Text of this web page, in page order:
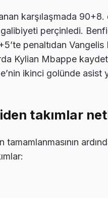
karşılaşmada
galibiyeti perçinledi.
penaltıdan Vangelis
Kylian Mbappe
ikinci golünde asist
takımlar